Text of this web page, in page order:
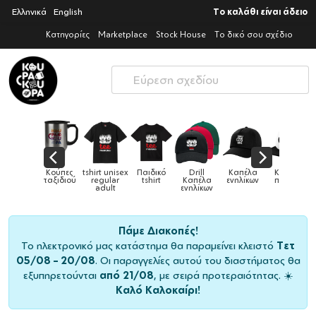
Ελληνικά English Το καλάθι είναι άδειο
Κατηγορίες Marketplace Stock House Το δικό σου σχέδιο
tshirt unisex
regular
Παιδικό
tshirt
Drill
Καπέλα
ενηλίκων
Καπέλα
ενηλίκων
Καπέλα
παιδικά Κούπες
Πάμε Διακοπές!
Το ηλεκτρονικό μας κατάστημα θα παραμείνει κλειστό Τετ
05/08 – 20/08. Οι παραγγελίες αυτού του διαστήματος θα
εξυπηρετούνται από 21/08, με σειρά προτεραιότητας. ☀️
Καλό Καλοκαίρι!